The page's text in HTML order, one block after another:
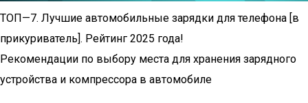
ТОП—7. Лучшие автомобильные зарядки для телефона [в
прикуриватель]. Рейтинг 2025 года!
Рекомендации по выбору места для хранения зарядного
устройства и компрессора в автомобиле